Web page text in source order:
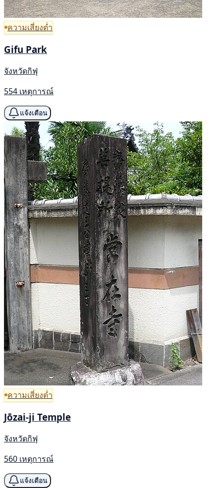
ความเสี่ยงต่ำ
Gifu Park
จังหวัดกิฟุ
554 เหตุการณ์
แจ้งเตือน
ความเสี่ยงต่ำ
Jōzai-ji Temple
จังหวัดกิฟุ
560 เหตุการณ์
แจ้งเตือน